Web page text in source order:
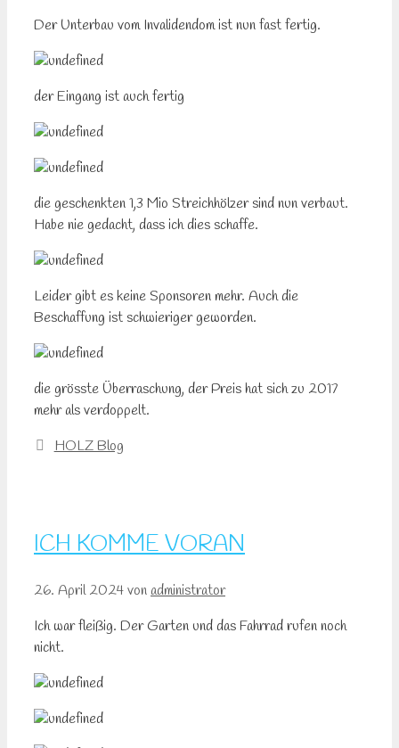
Der Unterbau vom Invalidendom ist nun fast fertig.
der Eingang ist auch fertig
die geschenkten 1,3 Mio Streichhölzer sind nun verbaut.
Habe nie gedacht, dass ich dies schaffe.
Leider gibt es keine Sponsoren mehr. Auch die
Beschaffung ist schwieriger geworden.
die grösste Überraschung, der Preis hat sich zu 2017
mehr als verdoppelt.
Kategorien
HOLZ Blog
ICH KOMME VORAN
26. April 2024von administrator
Ich war fleißig. Der Garten und das Fahrrad rufen noch
nicht.